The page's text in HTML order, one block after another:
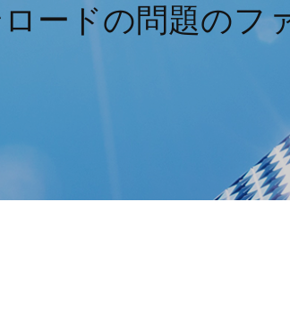
ロードの問題のフ